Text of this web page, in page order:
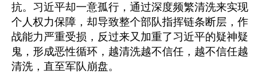
抗。习近平却一意孤行，通过深度频繁清洗来实现
个人权力保障，却导致整个部队指挥链条断层，作
战能力严重受损，反过来又加重了习近平的疑神疑
鬼，形成恶性循环，越清洗越不信任，越不信任越
清洗，直至军队崩盘。